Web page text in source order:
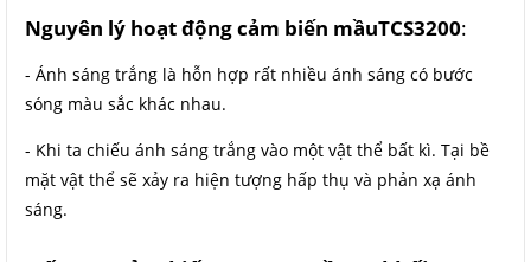
Nguyên lý hoạt động cảm biến mầuTCS3200:
- Ánh sáng trắng là hỗn hợp rất nhiều ánh sáng có bước
sóng màu sắc khác nhau.
- Khi ta chiếu ánh sáng trắng vào một vật thể bất kì. Tại bề
mặt vật thể sẽ xảy ra hiện tượng hấp thụ và phản xạ ánh
sáng.